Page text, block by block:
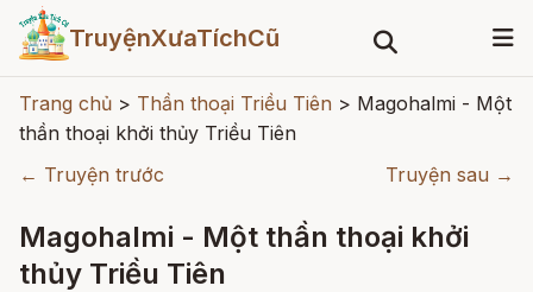
TruyệnXưaTíchCũ
Trang chủ > Thần thoại Triều Tiên > Magohalmi - Một
thần thoại khởi thủy Triều Tiên
← Truyện trước
Truyện sau →
Magohalmi - Một thần thoại khởi
thủy Triều Tiên